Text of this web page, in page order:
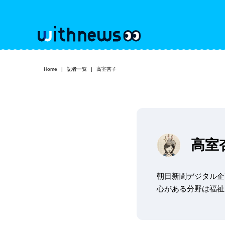
Home 記者一覧 高室杏子
高室
朝日新聞デジタル
心がある分野は福